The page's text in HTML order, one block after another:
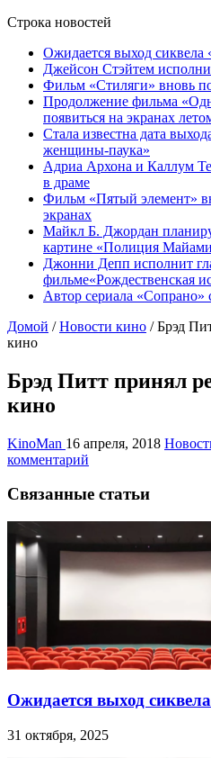
Строка новостей
Ожидается выход сиквела
Джейсон Стэйтем
Фильм «Стиляги» вновь
Продолжение фильма
появиться на экранах
Стала известна дата
женщины-паука»
Адриа Архона и Каллум
в драме
Фильм «Пятый элемент»
экранах
Майкл Б. Джордан
картине «Полиция
Джонни Депп исполнит
фильме«Рождественская
Автор сериала
Домой / Новости кино / Брэд
кино
Брэд Питт принял
кино
KinoMan 16 апреля, 2018
комментарий
Связанные статьи
Ожидается выход
31 октября, 2025